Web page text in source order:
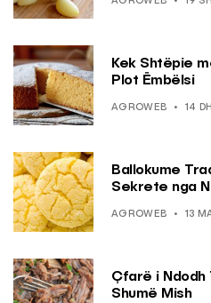
Kek Shtëpie
Plot Ëmbëlsi
AGROWEB 14
Ballokume
Sekrete nga
AGROWEB 13
Çfarë i Ndodh
Shumë Mish